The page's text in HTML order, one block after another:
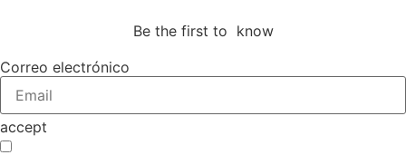
Be the first to know
Correo electrónico
accept